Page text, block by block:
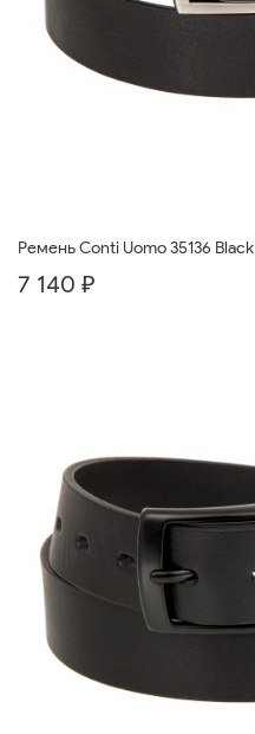
Ремень Conti Uomo 35136 Black
7 140 ₽